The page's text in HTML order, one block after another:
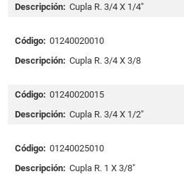
Descripción: Cupla R. 3/4 X 1/4"
Código: 01240020010
Descripción: Cupla R. 3/4 X 3/8
Código: 01240020015
Descripción: Cupla R. 3/4 X 1/2"
Código: 01240025010
Descripción: Cupla R. 1 X 3/8"